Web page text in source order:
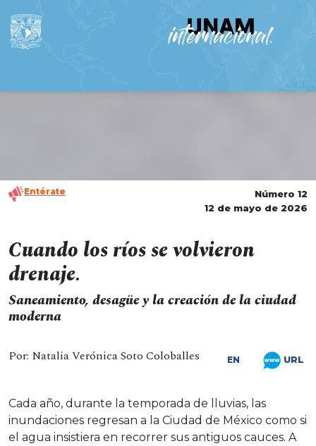
Entérate
Número 12
12 de mayo de 2026
Cuando los ríos se volvieron
drenaje.
Saneamiento, desagüe y la creación de la ciudad
moderna
Por: Natalia Verónica Soto Coloballes EN URL
Cada año, durante la temporada de lluvias, las
inundaciones regresan a la Ciudad de México como si
el agua insistiera en recorrer sus antiguos cauces. A